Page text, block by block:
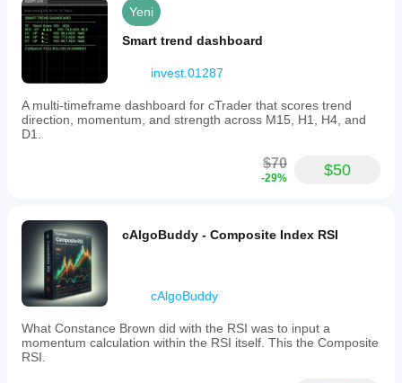
Yeni
Smart trend dashboard
invest.01287
A multi-timeframe dashboard for cTrader that scores trend
direction, momentum, and strength across M15, H1, H4, and
D1.
$70
-29% $50
cAlgoBuddy - Composite Index RSI
cAlgoBuddy
What Constance Brown did with the RSI was to input a
momentum calculation within the RSI itself. This the Composite
RSI.